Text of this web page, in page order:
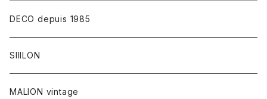
DECO depuis 1985
SIIILON
MALION vintage